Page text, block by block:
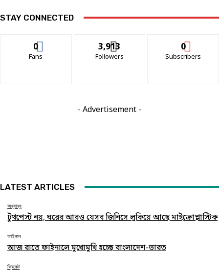
STAY CONNECTED
0
Fans
3,913
Followers
0
Subscribers
- Advertisement -
LATEST ARTICLES
অন্যান্য
টুথপেস্ট নয়, ঘরের আরও যেসব জিনিসে লুকিয়ে আছে মাইক্রোপ্লাস্টিক
ফাইনাল
আজ রাতে ফাইনালে মুখোমুখি হচ্ছে বাংলাদেশ-ভারত
ক্রিকেট